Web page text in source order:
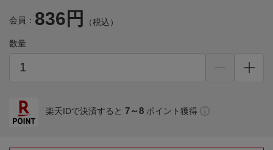
会員： 836円 （税込）
数量
楽天IDで決済すると 7～8 ポイント獲得